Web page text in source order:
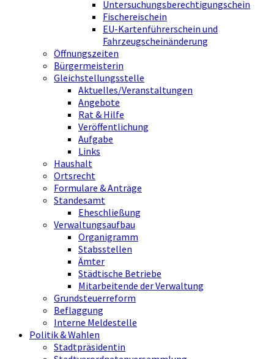
Untersuchungsberechtigungschein
Fischereischein
EU-Kartenführerschein und
Fahrzeugscheinänderung
Öffnungszeiten
Bürgermeisterin
Gleichstellungsstelle
Aktuelles/Veranstaltungen
Angebote
Rat & Hilfe
Veröffentlichung
Aufgabe
Links
Haushalt
Ortsrecht
Formulare & Anträge
Standesamt
Eheschließung
Verwaltungsaufbau
Organigramm
Stabsstellen
Ämter
Städtische Betriebe
Mitarbeitende der Verwaltung
Grundsteuerreform
Beflaggung
Interne Meldestelle
Politik & Wahlen
Stadtpräsidentin